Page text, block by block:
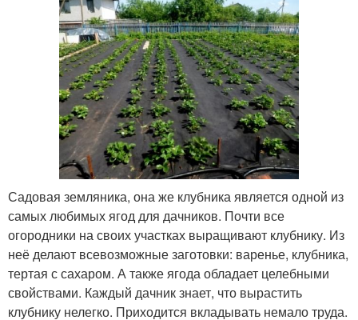
Садовая земляника, она же клубника является одной из
самых любимых ягод для дачников. Почти все
огородники на своих участках выращивают клубнику. Из
неё делают всевозможные заготовки: варенье, клубника,
тертая с сахаром. А также ягода обладает целебными
свойствами. Каждый дачник знает, что вырастить
клубнику нелегко. Приходится вкладывать немало труда.